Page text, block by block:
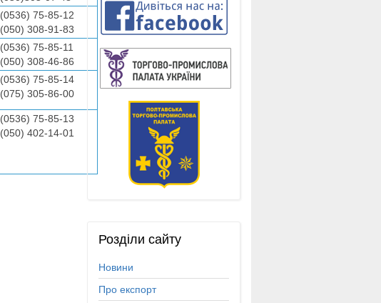
(0536) 75-85-12
(050) 308-91-83
(0536) 75-85-11
(050) 308-46-86
(0536) 75-85-14
(075) 305-86-00
(0536) 75-85-13
(050) 402-14-01
Розділи сайту
Новини
Про експорт